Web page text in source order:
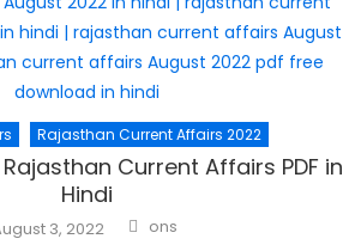
Rajasthan Current Affairs 2022
Current Affairs PDF in
Hindi
3, 2022 Author
ons